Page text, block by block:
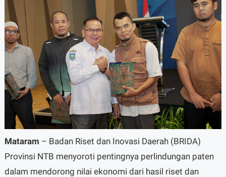
Mataram – Badan Riset dan Inovasi Daerah (BRIDA)
Provinsi NTB menyoroti pentingnya perlindungan paten
dalam mendorong nilai ekonomi dari hasil riset dan